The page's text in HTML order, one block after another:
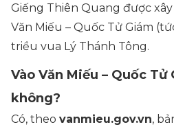
Giếng Thiên Quang được
Văn Miếu – Quốc Tử Giám
triều vua Lý Thánh Tông.
Vào Văn Miếu – Quốc
không?
Có, theo vanmieu.gov.vn,